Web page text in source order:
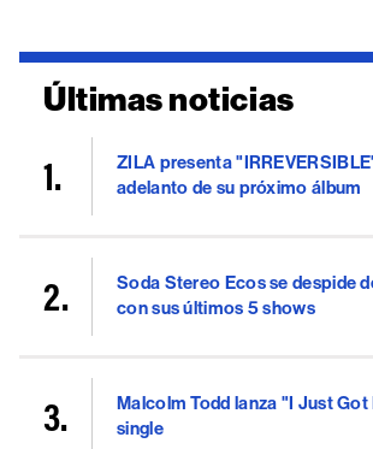
Últimas noticias
ZILA presenta
adelanto de su próximo álbum
Soda Stereo Ecos se despide
con sus últimos 5 shows
Malcolm Todd lanza "I Just Got
single